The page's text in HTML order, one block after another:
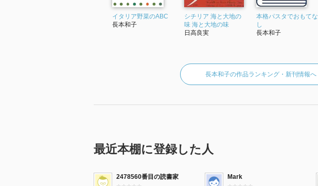
イタリア野菜のABC
長本和子
シチリア 海と大地の
味 海と大地の味
日高良実
本格パスタでおもてな
し
長本和子
長本和子の作品ランキング・新刊情報へ
最近本棚に登録した人
2478560番目の読書家 Mark